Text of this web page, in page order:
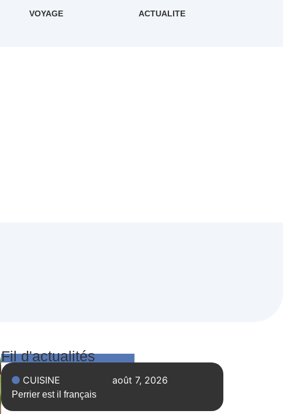
VOYAGE ACTUALITE
Fil d'actualités
CUISINE août 7, 2026
Perrier est il français